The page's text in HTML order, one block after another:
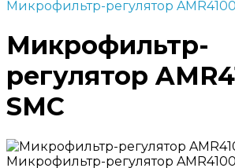
Микрофильтр-регулятор
Микрофильтр-
регулятор
SMC
Микрофильтр-регулятор